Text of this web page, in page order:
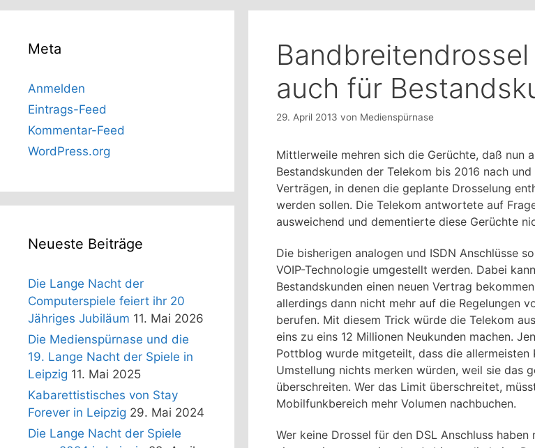
auch für
29. April 2013 von Medienspürnase
Mittlerweile mehren sich die Gerüchte, daß nun
Bestandskunden der Telekom bis 2016 nach
Verträgen, in denen die geplante Drosselung
werden sollen. Die Telekom antwortete auf
ausweichend und dementierte diese Gerüchte
Die bisherigen analogen und ISDN Anschlüsse
VOIP-Technologie umgestellt werden. Dabei
Bestandskunden einen neuen Vertrag
allerdings dann nicht mehr auf die Regelungen
berufen. Mit diesem Trick würde die Telekom
eins zu eins 12 Millionen Neukunden machen.
Pottblog wurde mitgeteilt, dass die allermeisten
Umstellung nichts merken würden, weil sie das
überschreiten. Wer das Limit überschreitet,
Mobilfunkbereich mehr Volumen nachbuchen.
Wer keine Drossel für den DSL Anschluss
Meta
Anmelden
Eintrags-Feed
Kommentar-Feed
WordPress.org
Neueste Beiträge
Die Lange Nacht der
Computerspiele feiert ihr 20
Jähriges Jubiläum 11. Mai 2026
Die Medienspürnase und die
19. Lange Nacht der Spiele in
Leipzig 11. Mai 2025
Kabarettistisches von Stay
Forever in Leipzig 29. Mai 2024
Die Lange Nacht der Spiele